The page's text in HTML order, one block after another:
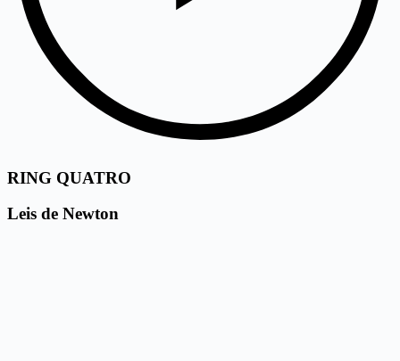
RING QUATRO
Leis de Newton